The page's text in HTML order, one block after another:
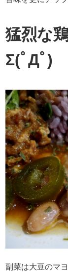
猛烈な
Σ(ﾟДﾟ)
副菜は大豆のマ